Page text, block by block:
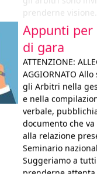
Appunti per
di gara
ATTENZIONE:
AGGIORNATO
gli Arbitri nella
e nella
verbale,
documento che
alla relazione
Seminario
Suggeriamo a
prenderne
documento sarà
nella pagina